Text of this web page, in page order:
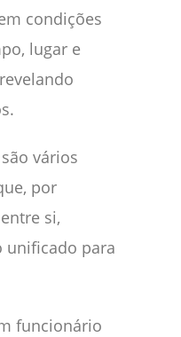
condições
lugar e
vários
por
si,
unificado para
funcionário